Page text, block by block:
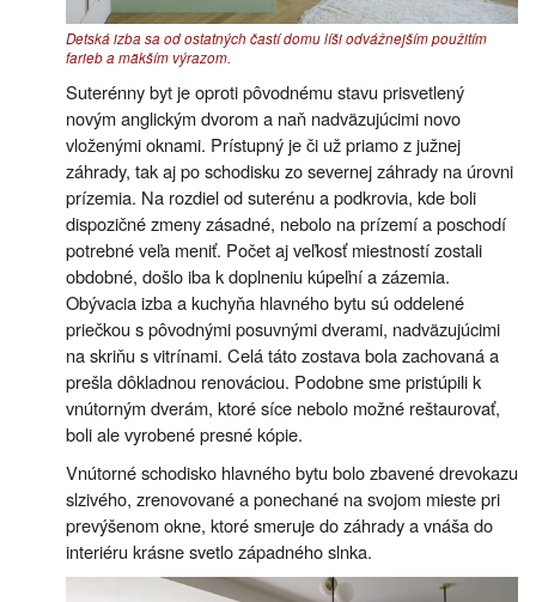
Detská izba sa od ostatných častí domu líši odvážnejším použitím
farieb a mäkším výrazom.
Suterénny byt je oproti pôvodnému stavu prisvetlený
novým anglickým dvorom a naň nadväzujúcimi novo
vloženými oknami. Prístupný je či už priamo z južnej
záhrady, tak aj po schodisku zo severnej záhrady na úrovni
prízemia. Na rozdiel od suterénu a podkrovia, kde boli
dispozičné zmeny zásadné, nebolo na prízemí a poschodí
potrebné veľa meniť. Počet aj veľkosť miestností zostali
obdobné, došlo iba k doplneniu kúpeľní a zázemia.
Obývacia izba a kuchyňa hlavného bytu sú oddelené
priečkou s pôvodnými posuvnými dverami, nadväzujúcimi
na skriňu s vitrínami. Celá táto zostava bola zachovaná a
prešla dôkladnou renováciou. Podobne sme pristúpili k
vnútorným dverám, ktoré síce nebolo možné reštaurovať,
boli ale vyrobené presné kópie.
Vnútorné schodisko hlavného bytu bolo zbavené drevokazu
slzivého, zrenovované a ponechané na svojom mieste pri
prevýšenom okne, ktoré smeruje do záhrady a vnáša do
interiéru krásne svetlo západného slnka.